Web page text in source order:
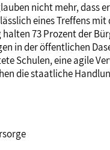
nicht mehr, dass
eines Treffens
73 Prozent der
in der öffentlichen
Schulen, eine agile
die staatliche